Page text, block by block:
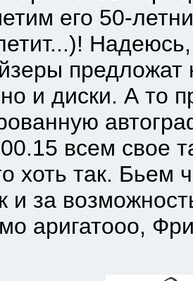
его 50-
предложат
и диски. А то
00.15 всем свое
хоть так. Бьем
и за